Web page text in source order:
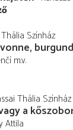
Színház
m.v.
Thália Színház
a
Attila